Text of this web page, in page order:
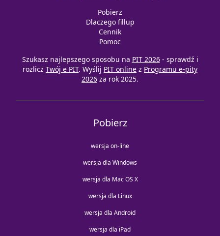
Pobierz
Dlaczego fillup
Cennik
Pomoc
Szukasz najlepszego sposobu na PIT 2026 - sprawdź i
rozlicz Twój e PIT. Wyślij PIT online z Programu e-pity
2026 za rok 2025.
Pobierz
wersja on-line
wersja dla Windows
wersja dla Mac OS X
wersja dla Linux
wersja dla Android
wersja dla iPad